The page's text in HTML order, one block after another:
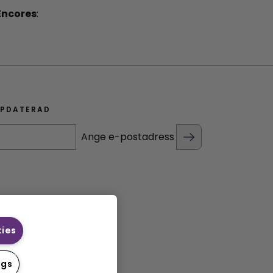
:
Ange e-postadress